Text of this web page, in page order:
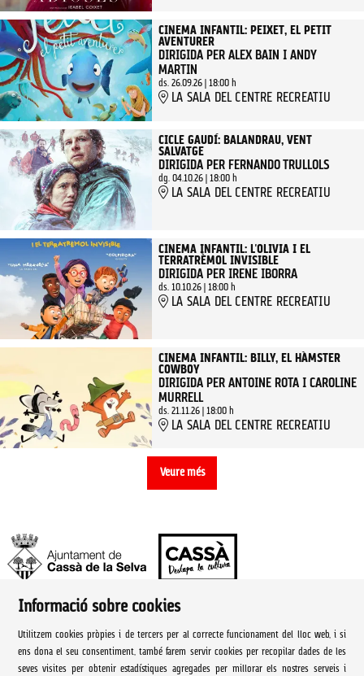
CINEMA INFANTIL: PEIXET, EL PETIT
AVENTURER
DIRIGIDA PER ALEX BAIN I ANDY
MARTIN
ds. 26.09.26| 18:00 h
LA SALA DEL CENTRE RECREATIU
CICLE GAUDÍ: BALANDRAU, VENT
SALVATGE
DIRIGIDA PER FERNANDO TRULLOLS
dg. 04.10.26| 18:00 h
LA SALA DEL CENTRE RECREATIU
CINEMA INFANTIL: L'OLIVIA I EL
TERRATRÈMOL INVISIBLE
DIRIGIDA PER IRENE IBORRA
ds. 10.10.26| 18:00 h
LA SALA DEL CENTRE RECREATIU
CINEMA INFANTIL: BILLY, EL HÀMSTER
COWBOY
DIRIGIDA PER ANTOINE ROTA I CAROLINE
MURRELL
ds. 21.11.26| 18:00 h
LA SALA DEL CENTRE RECREATIU
Veure més
Ajuntament de Cassà de la Selva | Àrea de cultura
Rambla Onze de Setembre, 107
Informació sobre cookies
Utilitzem cookies pròpies i de tercers per al correcte funcionament del lloc web, i si
ens dona el seu consentiment, també farem servir cookies per recopilar dades de les
seves visites per obtenir estadístiques agregades per millorar els nostres serveis i